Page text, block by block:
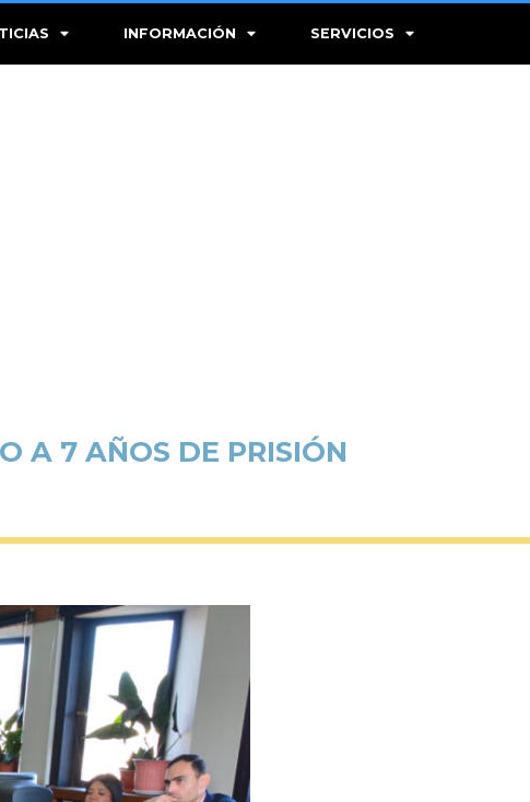
INFORMACIÓN SERVICIOS
A 7 AÑOS DE PRISIÓN